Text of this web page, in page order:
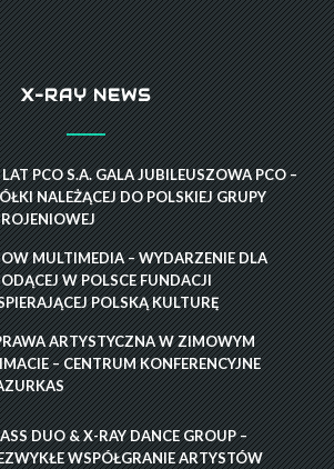
X-RAY NEWS
PCO S.A. GALA JUBILEUSZOWA PCO –
NALEŻĄCEJ DO POLSKIEJ GRUPY
MULTIMEDIA – WYDARZENIE DLA
W POLSCE FUNDACJI
POLSKĄ KULTURĘ
ARTYSTYCZNA W ZIMOWYM
– CENTRUM KONFERENCYJNE
DUO & X-RAY DANCE GROUP –
WSPÓŁGRANIE ARTYSTÓW